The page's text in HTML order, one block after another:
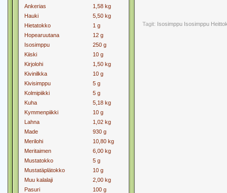
Ankerias
1,58 kg
Hauki
5,50 kg
Hietatokko
1 g
Hopearuutana
12 g
Isosimppu
250 g
Kiiski
10 g
Kirjolohi
1,50 kg
Kivinilkka
10 g
Kivisimppu
5 g
Kolmipiikki
5 g
Kuha
5,18 kg
Kymmenpiikki
10 g
Lahna
1,02 kg
Made
930 g
Merilohi
10,80 kg
Meritaimen
6,00 kg
Mustatokko
5 g
Mustatäplätokko
10 g
Muu kalalaji
2,00 kg
Pasuri
100 g
Tagit: Isosimppu Isosimppu